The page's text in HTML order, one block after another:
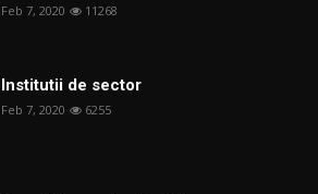
Feb 7, 2020 11268
Institutii de sector
Feb 7, 2020 6255